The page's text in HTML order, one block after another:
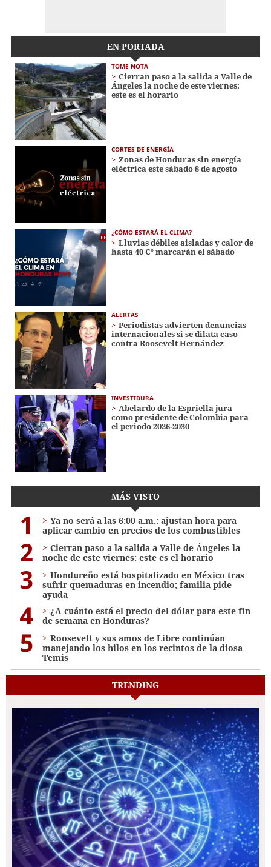
EN PORTADA
TOME NOTA
Cierran paso a la salida a Valle de
Ángeles la noche de este viernes:
este es el horario
CORTES DE ENERGÍA
Zonas de Honduras sin energía
eléctrica este sábado 8 de agosto
¿CÓMO ESTARÁ EL CLIMA?
Lluvias débiles aisladas y calor de
hasta 40 C° marcarán el sábado
ALERTAS
Periodistas advierten denuncias
internacionales si se dilata caso
contra Roosevelt Hernández
INVESTIDURA
Abelardo de la Espriella jura
como presidente de Colombia para
el periodo 2026-2030
MÁS VISTO
1
Ya no será a las 6:00 a.m.: ajustan hora para
aplicar cambio en precios de los combustibles
2
Cierran paso a la salida a Valle de Ángeles la
noche de este viernes: este es el horario
3
Hondureño está hospitalizado en México tras
sufrir quemaduras en incendio; familia pide
ayuda
4
¿A cuánto está el precio del dólar para este fin
de semana en Honduras?
5
Roosevelt y sus amos de Libre continúan
manejando los hilos en los recintos de la diosa
Temis
TRENDING